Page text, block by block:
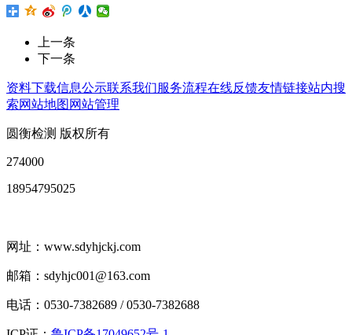
上一条
下一条
资料下载信息公示联系我们服务流程在线反馈友情链接站内搜
索网站地图 网站管理
圆衡检测 版权所有
274000
18954795025
网址：www.sdyhjckj.com
邮箱：sdyhjc001@163.com
电话：0530-7382689 / 0530-7382688